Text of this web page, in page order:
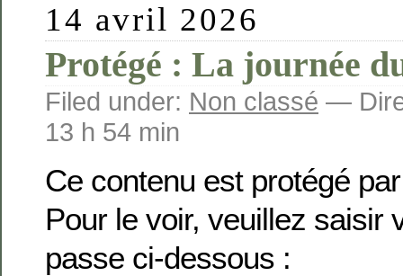
14 avril 2026
Protégé : La journée
Filed under: Non classé —
13 h 54 min
Ce contenu est protégé
Pour le voir, veuillez saisir
passe ci-dessous :